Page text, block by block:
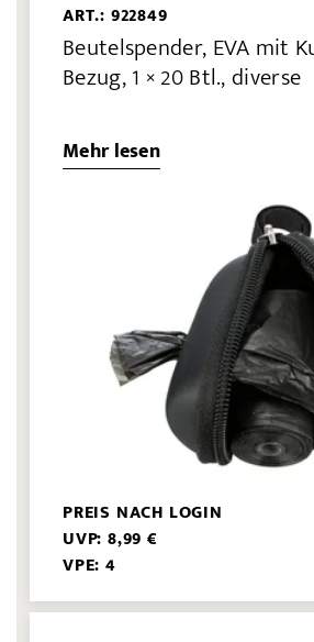
ART.: 922849
Beutelspender, EVA mit
Bezug, 1 × 20 Btl., diverse
Mehr lesen
PREIS NACH LOGIN
UVP: 8,99 €
VPE: 4